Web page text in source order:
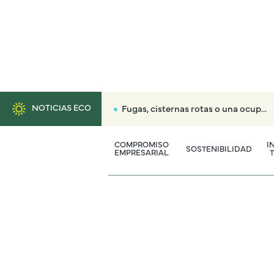
NOTICIAS ECO Fugas, cisternas rotas o una ocupación: así alerta el Canal de Isabel II si consumes más agua en tu casa
COMPROMISO
EMPRESARIAL
SOSTENIBILIDAD